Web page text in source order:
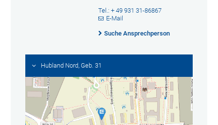
Tel.: + 49 931 31-86867
E-Mail
Suche Ansprechperson
Hubland Nord, Geb. 31